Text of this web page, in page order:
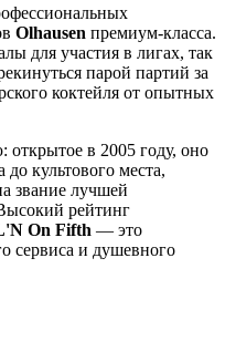
Olhausen премиум-класса.
для участия в лигах, так
парой партий за
коктейля от опытных
открытое в 2005 году, оно
культового места,
звание лучшей
рейтинг
On Fifth — это
сервиса и душевного